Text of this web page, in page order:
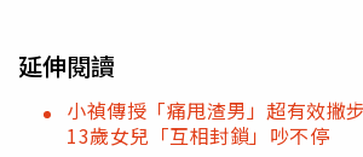
延伸閱讀
小禎傳授「痛甩渣男」超有效
13歲女兒「互相封鎖」吵不停